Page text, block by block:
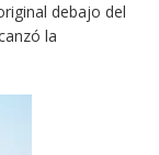
debajo del
la